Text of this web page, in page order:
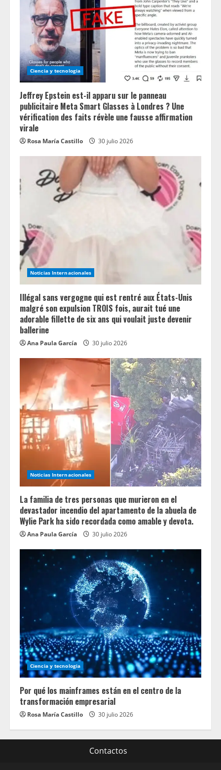
Ciencia y tecnologia
Jeffrey Epstein est-il apparu sur le panneau
publicitaire Meta Smart Glasses à Londres ? Une
vérification des faits révèle une fausse affirmation
virale
Rosa María Castillo 30 julio 2026
Noticias Internacionales
Illégal sans vergogne qui est rentré aux États-Unis
malgré son expulsion TROIS fois, aurait tué une
adorable fillette de six ans qui voulait juste devenir
ballerine
Ana Paula García 30 julio 2026
Noticias Internacionales
La familia de tres personas que murieron en el
devastador incendio del apartamento de la abuela de
Wylie Park ha sido recordada como amable y devota.
Ana Paula García 30 julio 2026
Ciencia y tecnologia
Por qué los mainframes están en el centro de la
transformación empresarial
Rosa María Castillo 30 julio 2026
Contactos